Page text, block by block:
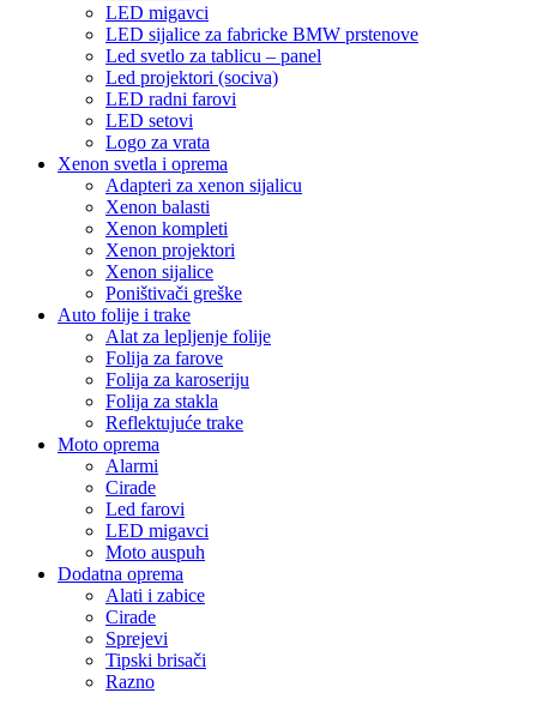
LED migavci
LED sijalice za fabricke BMW prstenove
Led svetlo za tablicu – panel
Led projektori (sociva)
LED radni farovi
LED setovi
Logo za vrata
Xenon svetla i oprema
Adapteri za xenon sijalicu
Xenon balasti
Xenon kompleti
Xenon projektori
Xenon sijalice
Poništivači greške
Auto folije i trake
Alat za lepljenje folije
Folija za farove
Folija za karoseriju
Folija za stakla
Reflektujuće trake
Moto oprema
Alarmi
Cirade
Led farovi
LED migavci
Moto auspuh
Dodatna oprema
Alati i zabice
Cirade
Sprejevi
Tipski brisači
Razno